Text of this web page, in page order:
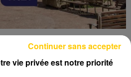
vie privée est notre priorité
Continuer sans accepter